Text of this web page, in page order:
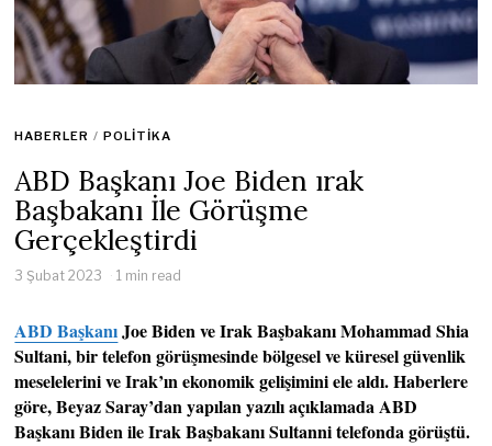
HABERLER / POLITIKA
ABD Başkanı Joe Biden ırak
Başbakanı İle Görüşme
Gerçekleştirdi
3 Şubat 2023 1 min read
ABD BaşkanıJoe Biden ve Irak Başbakanı Mohammad Shia
Sultani, bir telefon görüşmesinde bölgesel ve küresel güvenlik
meselelerini ve Irak’ın ekonomik gelişimini ele aldı. Haberlere
göre, Beyaz Saray’dan yapılan yazılı açıklamada ABD
Başkanı Biden ile Irak Başbakanı Sultanni telefonda görüştü.